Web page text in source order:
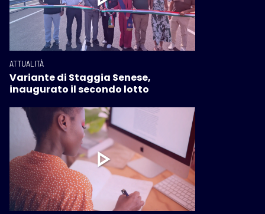
ATTUALITÀ
Variante di Staggia Senese,
inaugurato il secondo lotto